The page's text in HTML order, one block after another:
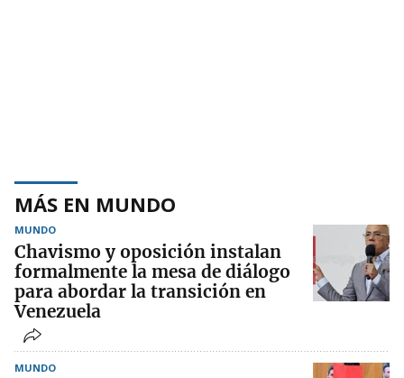
MÁS EN MUNDO
MUNDO
Chavismo y oposición instalan
formalmente la mesa de diálogo
para abordar la transición en
Venezuela
MUNDO